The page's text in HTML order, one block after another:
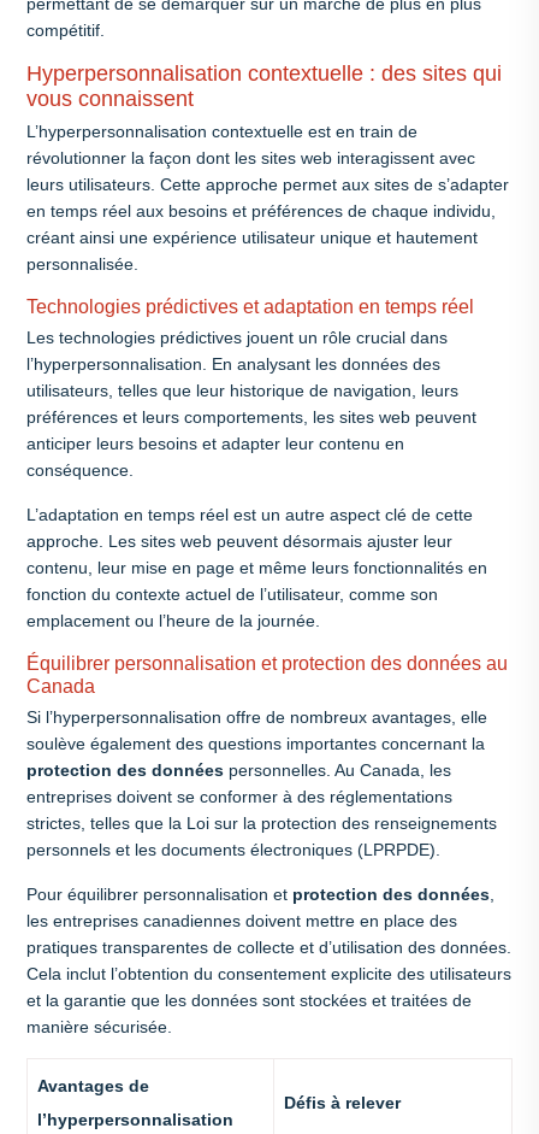
compétitif.
Hyperpersonnalisation contextuelle : des sites qui
vous connaissent
L’hyperpersonnalisation contextuelle est en train de
révolutionner la façon dont les sites web interagissent avec
leurs utilisateurs. Cette approche permet aux sites de s’adapter
en temps réel aux besoins et préférences de chaque individu,
créant ainsi une expérience utilisateur unique et hautement
personnalisée.
Technologies prédictives et adaptation en temps réel
Les technologies prédictives jouent un rôle crucial dans
l’hyperpersonnalisation. En analysant les données des
utilisateurs, telles que leur historique de navigation, leurs
préférences et leurs comportements, les sites web peuvent
anticiper leurs besoins et adapter leur contenu en
conséquence.
L’adaptation en temps réel est un autre aspect clé de cette
approche. Les sites web peuvent désormais ajuster leur
contenu, leur mise en page et même leurs fonctionnalités en
fonction du contexte actuel de l’utilisateur, comme son
emplacement ou l’heure de la journée.
Équilibrer personnalisation et protection des données au
Canada
Si l’hyperpersonnalisation offre de nombreux avantages, elle
soulève également des questions importantes concernant la
protection des données personnelles. Au Canada, les
entreprises doivent se conformer à des réglementations
strictes, telles que la Loi sur la protection des renseignements
personnels et les documents électroniques (LPRPDE).
Pour équilibrer personnalisation et protection des données
les entreprises canadiennes doivent mettre en place des
pratiques transparentes de collecte et d’utilisation des données.
Cela inclut l’obtention du consentement explicite des utilisateurs
et la garantie que les données sont stockées et traitées de
manière sécurisée.
Avantages de
l’hyperpersonnalisation
Défis à relever